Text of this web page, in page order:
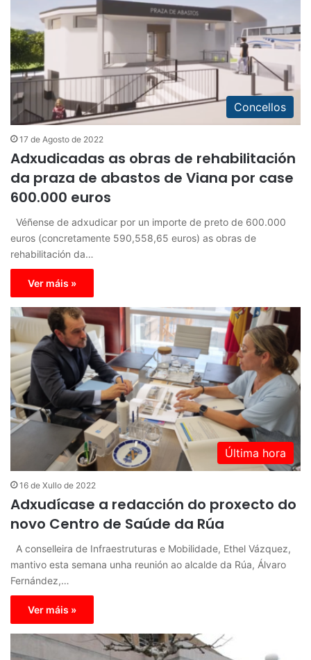
Concellos
17 de Agosto de 2022
Adxudicadas as obras de rehabilitación
da praza de abastos de Viana por case
600.000 euros
Véñense de adxudicar por un importe de preto de 600.000
euros (concretamente 590,558,65 euros) as obras de
rehabilitación da…
Ver máis »
Última hora
16 de Xullo de 2022
Adxudícase a redacción do proxecto do
novo Centro de Saúde da Rúa
A conselleira de Infraestruturas e Mobilidade, Ethel Vázquez,
mantivo esta semana unha reunión ao alcalde da Rúa, Álvaro
Fernández,…
Ver máis »